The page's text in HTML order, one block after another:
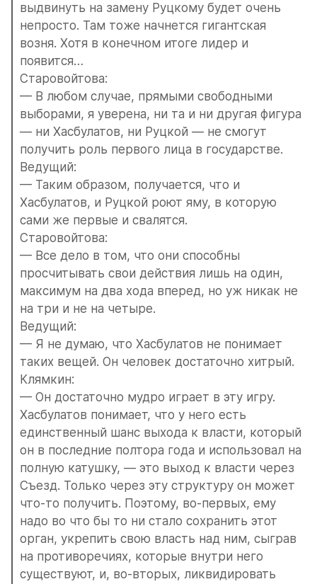
выдвинуть на замену Руцкому будет очень
непросто. Там тоже начнется гигантская
возня. Хотя в конечном итоге лидер и
появится…
Старовойтова:
— В любом случае, прямыми свободными
выборами, я уверена, ни та и ни другая фигура
— ни Хасбулатов, ни Руцкой — не смогут
получить роль первого лица в государстве.
Ведущий:
— Таким образом, получается, что и
Хасбулатов, и Руцкой роют яму, в которую
сами же первые и свалятся.
Старовойтова:
— Все дело в том, что они способны
просчитывать свои действия лишь на один,
максимум на два хода вперед, но уж никак не
на три и не на четыре.
Ведущий:
— Я не думаю, что Хасбулатов не понимает
таких вещей. Он человек достаточно хитрый.
Клямкин:
— Он достаточно мудро играет в эту игру.
Хасбулатов понимает, что у него есть
единственный шанс выхода к власти, который
он в последние полтора года и использовал на
полную катушку, — это выход к власти через
Съезд. Только через эту структуру он может
что-то получить. Поэтому, во-первых, ему
надо во что бы то ни стало сохранить этот
орган, укрепить свою власть над ним, сыграв
на противоречиях, которые внутри него
существуют, и, во-вторых, ликвидировать